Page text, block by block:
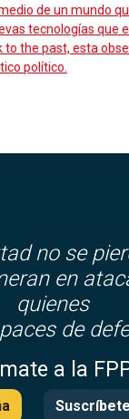
de un mundo
tecnologías que
the past, esta
político.
no se
en
quienes
de
a la
Suscríbete